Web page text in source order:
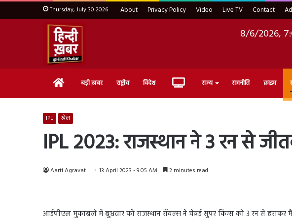
Thursday, July 30 2026 About Privacy Policy Video Live TV Contact
8/6/2026,
Home बड़ी ख़बर राष्ट्रीय विदेश Live राज्य राजनीति क्राइम
IPL खेल
IPL 2023: राजस्थान ने 3 रन से
Aarti Agravat 13 April 2023 - 9:05 AM 2 minutes read
आईपीएल मुकाबले में बुधवार को राजस्थान रॉयल्स ने चेन्नई सुपर किंग्स को 3 रन से हराकर